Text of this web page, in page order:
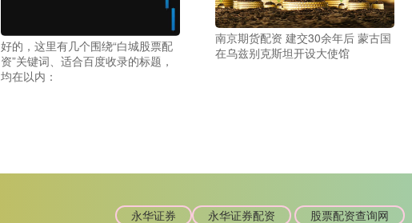
好的，这里有几个围绕“白城股票配
资”关键词、适合百度收录的标题，
均在以内：
南京期货配资 建交30余年后 蒙古国
在乌兹别克斯坦开设大使馆
永华证券 永华证券配资 股票配资查询网